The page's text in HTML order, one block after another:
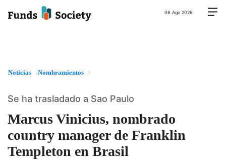
06 Ago 2026
Noticias Nombramientos
Marcus Vinicius, nombrado
country manager de Franklin
Templeton en Brasil
Se ha trasladado a Sao Paulo